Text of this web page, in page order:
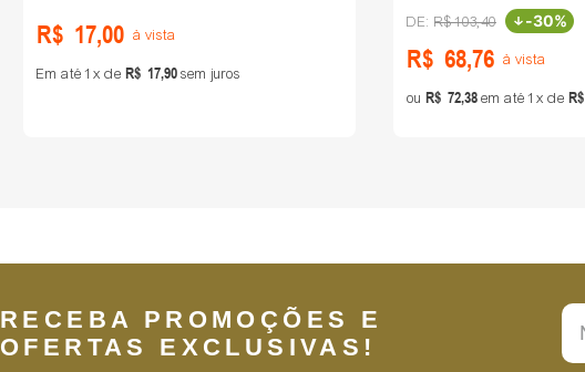
R$ 17,00 à vista
Em até1 de R$ 17,90sem juros
R$103,40 -30%
R$ 68,76 à vista
ou R$ 72,38em até1 de R$
RECEBA PROMOÇÕES E
OFERTAS EXCLUSIVAS!